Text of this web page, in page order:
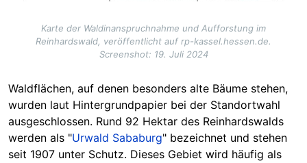
Karte der Waldinanspruchnahme und Aufforstung im
Reinhardswald, veröffentlicht auf rp-kassel.hessen.de.
Screenshot: 19. Juli 2024
Waldflächen, auf denen besonders alte Bäume stehen,
wurden laut Hintergrundpapier bei der Standortwahl
ausgeschlossen. Rund 92 Hektar des Reinhardswalds
werden als "Urwald Sababurg" bezeichnet und stehen
seit 1907 unter Schutz. Dieses Gebiet wird häufig als